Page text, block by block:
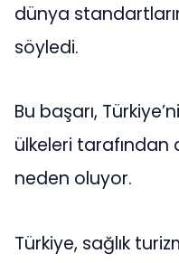
dünya
söyledi.
Bu başarı,
ülkeleri tarafından
neden oluyor.
Türkiye, sağlık